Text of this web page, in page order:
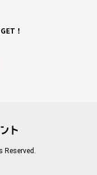
！
Reserved.